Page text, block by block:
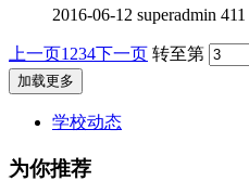
2016-06-12 superadmin 411
上一页1 234下一页 转至第
加载更多
学校动态
为你推荐